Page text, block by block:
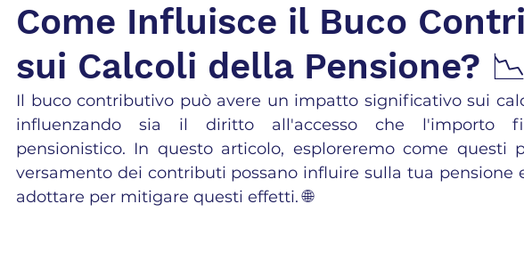
Come Influisce il Buco
sui Calcoli della Pensione?
Il buco contributivo può avere un impatto significativo sui
influenzando sia il diritto all'accesso che l'importo
pensionistico. In questo articolo, esploreremo come questi
versamento dei contributi possano influire sulla tua pensione
adottare per mitigare questi effetti. 🌐